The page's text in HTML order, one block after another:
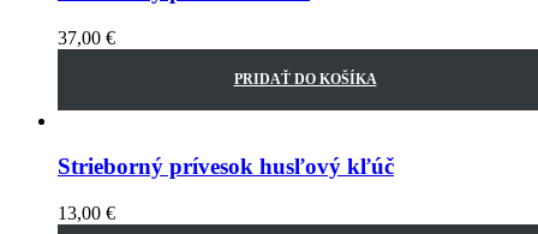
37,00 €
PRIDAŤ DO KOŠÍKA
Strieborný prívesok husľový kľúč
13,00 €